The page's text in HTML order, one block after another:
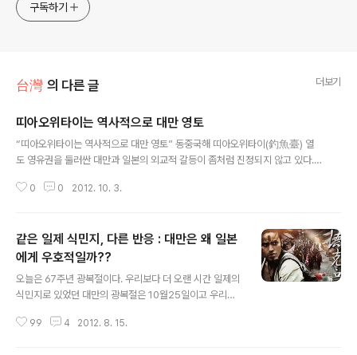
구독하기
台灣 의 다른 글 더보기
띠아오위타이는 역사적으로 대만 영토
“띠아오위타이는 역사적으로 대만 영토” 동중국해 띠아오위타이(釣魚臺) 열
도 영유권을 둘러싼 대만과 일본의 외교적 갈등이 좀처럼 진정되지 않고 있다.
위타이 열도에 대한 일본의 영유권 주장을 구체적으로 반박했다. 대만 외교부
것이지 일본의 주장처럼 ‘주인 없는 땅을 차지한 행위’는 아니었다. 일본의 병합
에 훨씬 앞서 중국 명나라 왕조(1368~1644년)는 1561년 띠아오위타이 열도
를 자신의 방어 영역에 포함시켰다. 이어 청나라 왕조(1644~1911년)는 1683
년 대만을 중..
0 0 2012. 10. 3.
같은 일제 식민지, 다른 반응 : 대만은 왜 일본
에게 우호적일까??
오늘은 67주년 광복절이다. 우리보다 더 오랜 시간 일제의
식민지로 있었던 대만의 광복절은 10월25일이고 우리와
스페인과 네덜란드의 식민지이기도 하다. 송, 원 이후로 중
99 4 2012. 8. 15.